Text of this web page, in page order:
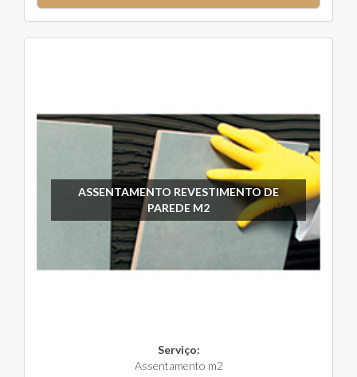
ASSENTAMENTO REVESTIMENTO DE
PAREDE M2
Serviço:
Assentamento m2